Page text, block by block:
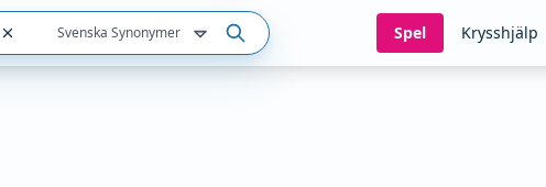
Svenska Synonymer Spel Krysshjälp